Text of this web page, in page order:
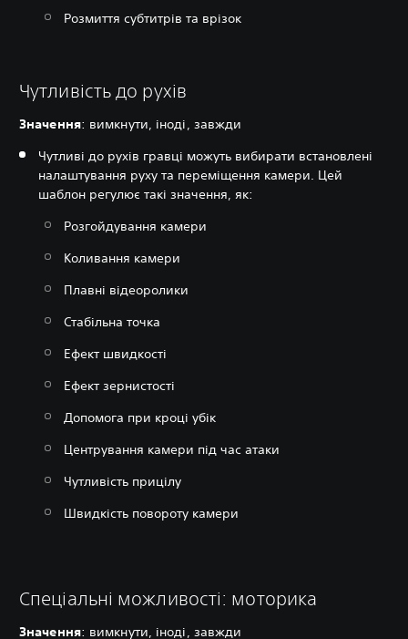
Розмиття субтитрів та врізок
Чутливість до рухів
Значення‎: вимкнути, іноді, завжди
Чутливі до рухів гравці можуть вибирати встановлені
налаштування руху та переміщення камери. Цей
шаблон регулює такі значення, як:
Розгойдування камери
Коливання камери
Плавні відеоролики
Стабільна точка
Ефект швидкості
Ефект зернистості
Допомога при кроці убік
Центрування камери під час атаки
Чутливість прицілу
Швидкість повороту камери
Спеціальні можливості: моторика
Значення‎: вимкнути, іноді, завжди